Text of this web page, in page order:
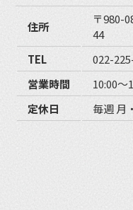
住所
〒980-
44
TEL
022-
営業時間
10:00〜
定休日
毎週 月